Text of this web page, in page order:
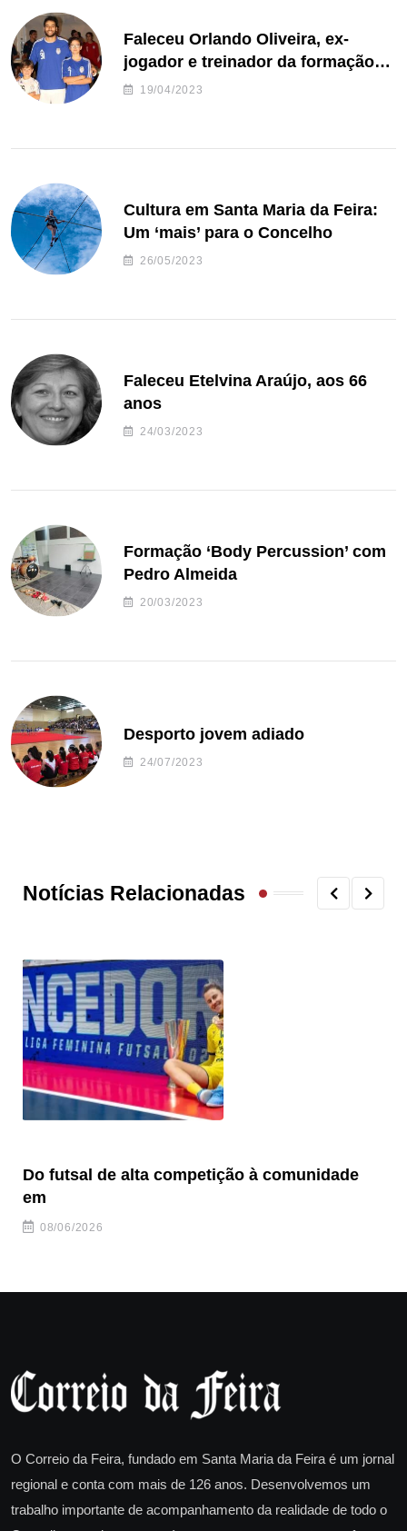
Faleceu Orlando Oliveira, ex-
jogador e treinador da formação
de andebol do Feirense
19/04/2023
Cultura em Santa Maria da Feira:
Um ‘mais’ para o Concelho
26/05/2023
Faleceu Etelvina Araújo, aos 66
anos
24/03/2023
Formação ‘Body Percussion’ com
Pedro Almeida
20/03/2023
Desporto jovem adiado
24/07/2023
Notícias Relacionadas
Do futsal de alta competição à comunidade
em
08/06/2026
O Correio da Feira, fundado em Santa Maria da Feira é um jornal
regional e conta com mais de 126 anos. Desenvolvemos um
trabalho importante de acompanhamento da realidade de todo o